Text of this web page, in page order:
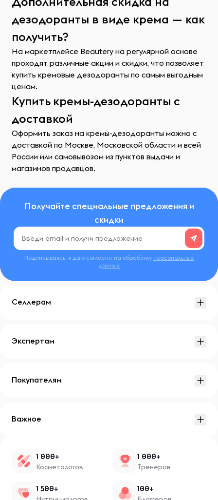
дезодоранты в виде крема — как
получить?
На маркетплейсе Beautery на регулярной основе
проходят различные акции и скидки, что позволяет
купить кремовые дезодоранты по самым выгодным
ценам.
Купить кремы-дезодоранты с
доставкой
Оформить заказ на кремы-дезодоранты можно с
доставкой по Москве, Московской области и всей
России или самовывозом из пунктов выдачи и
магазинов продавцов.
Получайте специальные предложения и
скидки
Подписываясь, я даю согласие на обработку персональных
данных
Селлерам
Экспертам
Покупателям
Важное
1 000+
Косметологов
1 000+
Тренеров
1 500+ 100+